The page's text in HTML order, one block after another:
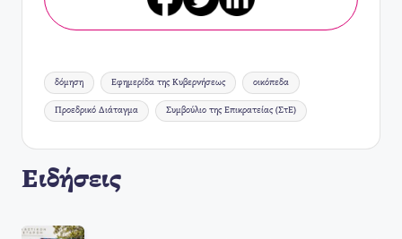
Ετικέτες:
δόμηση Εφημερίδα της Κυβερνήσεως οικόπεδα
Προεδρικό Διάταγμα Συμβούλιο της Επικρατείας (ΣτΕ)
Ειδήσεις